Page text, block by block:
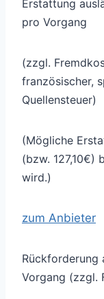
Erstattung
pro Vorgang
(zzgl.
französischer,
Quellensteuer)
(Mögliche
(bzw. 127,10€)
wird.)
zum Anbieter
Rückforderung
Vorgang (zzgl.